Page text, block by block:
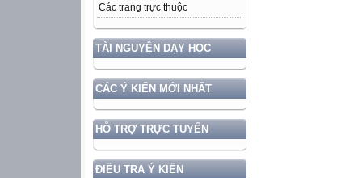
Các trang trực thuộc
TÀI NGUYÊN DẠY HỌC
CÁC Ý KIẾN MỚI NHẤT
HỖ TRỢ TRỰC TUYẾN
ĐIỀU TRA Ý KIẾN